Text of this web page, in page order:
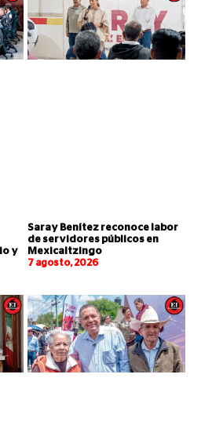
y
Saray Benítez reconoce labor
de servidores públicos en
Mexicaltzingo
7 agosto, 2026